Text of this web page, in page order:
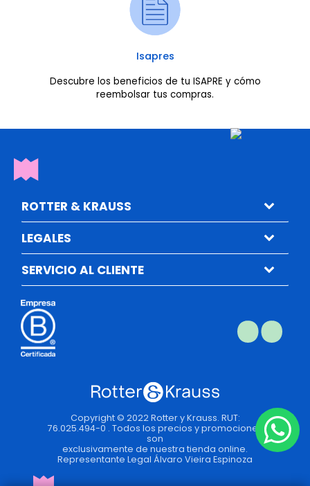
Isapres
Descubre los beneficios de tu ISAPRE y cómo
reembolsar tus compras.
ROTTER & KRAUSS
LEGALES
SERVICIO AL CLIENTE
Copyright © 2022 Rotter y Krauss. RUT:
76.025.494-0 . Todos los precios y promociones
son
exclusivamente de nuestra tienda online.
Representante Legal Álvaro Vieira Espinoza